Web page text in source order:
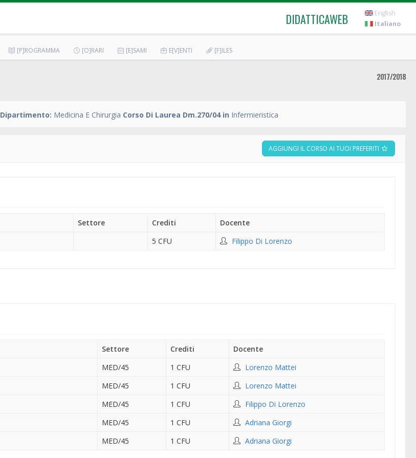
DIDATTICAWEB
English
Italiano
[P]ROGRAMMA [O]RARI [E]SAMI E[V]ENTI [F]ILES
2017/2018
Dipartimento: Medicina E Chirurgia Corso Di Laurea Dm.270/04 in Infermieristica
AGGIUNGI IL CORSO AI TUOI PREFERITI
Settore Crediti
Docente
5 CFU Filippo Di Lorenzo
Settore Crediti
Docente
MED/45 1 CFU
Lorenzo Mattei
MED/45 1 CFU
Lorenzo Mattei
MED/45 1 CFU
Filippo Di Lorenzo
MED/45 1 CFU
Adriana Giorgi
MED/45 1 CFU Adriana Giorgi